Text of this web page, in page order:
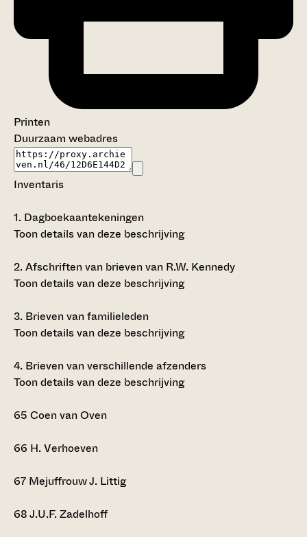
Printen
Duurzaam webadres
Inventaris
1. Dagboekaantekeningen
Toon details van deze beschrijving
2.Afschriften van brieven van R.W. Kennedy
Toon details van deze beschrijving
3. Brieven van familieleden
Toon details van deze beschrijving
4. Brieven van verschillende afzenders
Toon details van deze beschrijving
65 Coen van Oven
66 H. Verhoeven
67 Mejuffrouw J. Littig
68J.U.F. Zadelhoff